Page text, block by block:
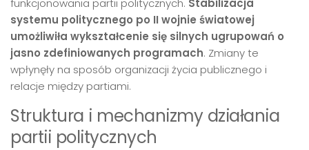
systemu politycznego po II wojnie światowej
umożliwiła wykształcenie się silnych ugrupowań o
jasno zdefiniowanych programach. Zmiany te
wpłynęły na sposób organizacji życia publicznego i
relacje między partiami.
Struktura i mechanizmy działania
partii politycznych